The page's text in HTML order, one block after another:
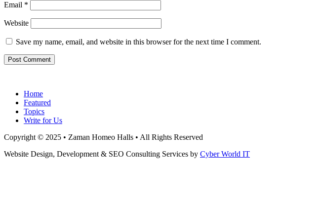
Email *
Website
Save my name, email, and website in this browser for the next time I comment.
Home
Featured
Topics
Write for Us
Copyright © 2025 • Zaman Homeo Halls • All Rights Reserved
Website Design, Development & SEO Consulting Services by Cyber World IT